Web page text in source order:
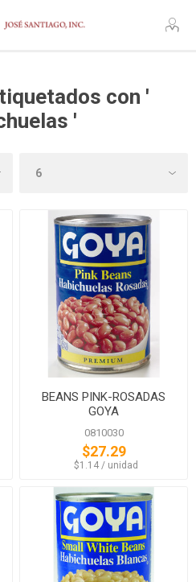
con '
'
BEANS PINK-ROSADAS
GOYA
0810030
$27.29
‏‏‎ ‎‏‏‎ ‎$1.14 / unidad